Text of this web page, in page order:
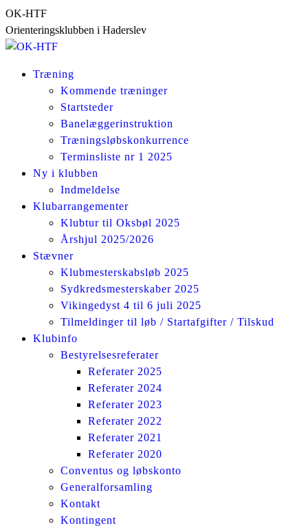
Skip
to
content
OK-HTF
Orienteringsklubben i Haderslev
Træning
Kommende træninger
Startsteder
Banelæggerinstruktion
Træningsløbskonkurrence
Terminsliste nr 1 2025
Ny i klubben
Indmeldelse
Klubarrangementer
Klubtur til Oksbøl 2025
Årshjul 2025/2026
Stævner
Klubmesterskabsløb 2025
Sydkredsmesterskaber 2025
Vikingedyst 4 til 6 juli 2025
Tilmeldinger til løb / Startafgifter / Tilskud
Klubinfo
Bestyrelsesreferater
Referater 2025
Referater 2024
Referater 2023
Referater 2022
Referater 2021
Referater 2020
Conventus og løbskonto
Generalforsamling
Kontakt
Kontingent